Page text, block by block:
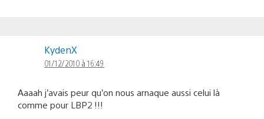
KydenX
01/12/2010 à 16:49
Aaaah j’avais peur qu’on nous arnaque aussi celui là
comme pour LBP2 !!!